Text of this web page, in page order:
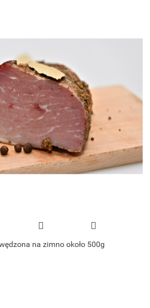
na zimno około 500g